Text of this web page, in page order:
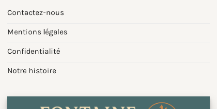
Contactez-nous
Mentions légales
Confidentialité
Notre histoire